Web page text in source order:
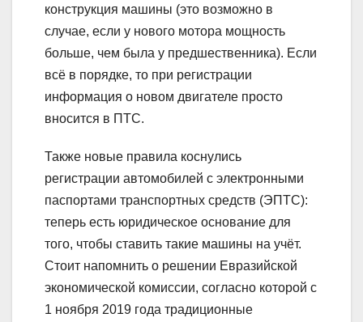
конструкция машины (это возможно в
случае, если у нового мотора мощность
больше, чем была у предшественника). Если
всё в порядке, то при регистрации
информация о новом двигателе просто
вносится в ПТС.
Также новые правила коснулись
регистрации автомобилей с электронными
паспортами транспортных средств (ЭПТС):
теперь есть юридическое основание для
того, чтобы ставить такие машины на учёт.
Стоит напомнить о решении Евразийской
экономической комиссии, согласно которой с
1 ноября 2019 года традиционные